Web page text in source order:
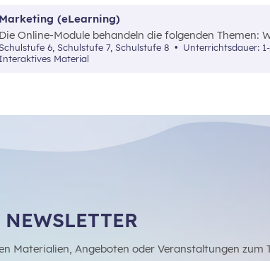
Marketing (eLearning)
Die Online-Module behandeln die folgenden Themen:
4P (Price, Promotion, Place und Product) sowie
Schulstufe 6, Schulstufe 7, Schulstufe 8 Unterrichtsdauer: 1-
Interaktives Material
NEWSLETTER
Materialien, Angeboten oder Veranstaltungen